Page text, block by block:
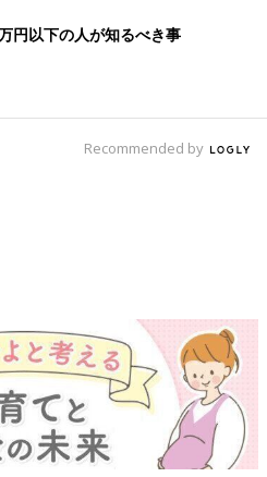
円以下の人が知るべき事
Recommended by